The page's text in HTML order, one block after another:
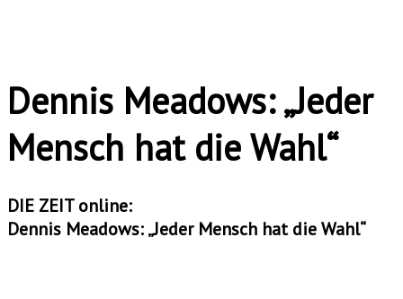
Dennis Meadows: „Jeder
Mensch hat die Wahl“
DIE ZEIT online:
Dennis Meadows: „Jeder Mensch hat die Wahl“